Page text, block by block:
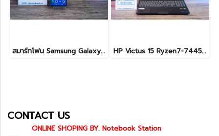
สมาร์ทโฟน Samsung Galaxy S24 ULTRA (12+512GB) BLACK (5G) ขายเพียง 18,990.- เท่านั้น HP Victus 15 Ryzen7-7445HS RTX4050(6GB) Ram16 SSD512GB จอ15.6 FHD 144Hz เกมมิ่งสเปคสูง มีประกันศูนย์ เพียง 26,900.-
CONTACT US
ONLINE SHOPING BY. Notebook Station